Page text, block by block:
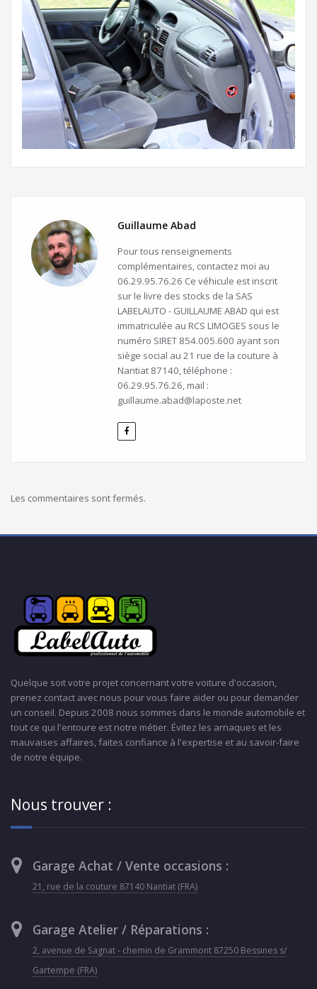
Guillaume Abad
Pour tous renseignements
complémentaires, contactez moi au
06.29.95.76.26 Ce véhicule est inscrit
sur le livre des stocks de la SAS
LABELAUTO - GUILLAUME ABAD qui est
immatriculée au RCS LIMOGES sous le
numéro SIRET 854.005.600 ayant son
siège social au 21 rue de la couture à
Nantiat 87140, téléphone :
06.29.95.76.26, mail :
guillaume.abad@laposte.net
Les commentaires sont fermés.
Quelque soit votre projet concernant votre voiture d'occasion,
prenez contact avec nous pour vous faire aider ou pour demander
un conseil. Depuis 2008 nous sommes dans le monde automobile et
tout ce qui l'entoure est notre métier. Évitez les arnaques et les
mauvaises affaires, faites confiance à l'expertise et au savoir-faire
de notre équipe.
Nous trouver :
Garage Achat / Vente occasions :
21, rue de la couture 87140 Nantiat (FRA)
Garage Atelier / Réparations :
2, avenue de Sagnat - chemin de Grammont 87250 Bessines s/
Gartempe (FRA)